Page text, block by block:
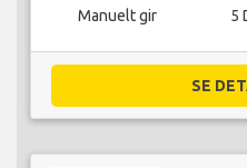
Manuelt gir 5
SE